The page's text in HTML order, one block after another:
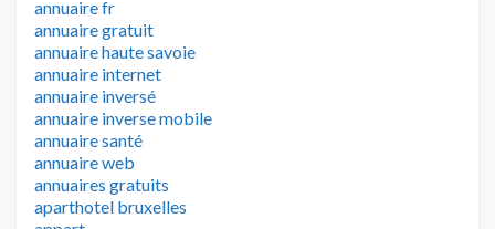
annuaire fr
annuaire gratuit
annuaire haute savoie
annuaire internet
annuaire inversé
annuaire inverse mobile
annuaire santé
annuaire web
annuaires gratuits
aparthotel bruxelles